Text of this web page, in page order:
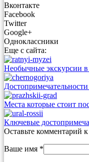
Вконтакте
Facebook
Twitter
Google+
Одноклассники
Еще с сайта:
Необычные экскурсии
Места которые стоит
Ключевые
Оставьте комментарий
Ваше имя *